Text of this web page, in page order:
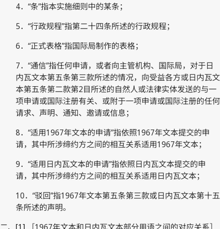
4．“条”指本实施细则中的某条；
5．“行政规程”指第二十四条所述的行政规程；
6．“正式表格”指国际局制作的表格；
7．“通信”指任何申请，或者向主管机构、国际局，对于日
内瓦文本第五条第三款所述的情况，向受益各方或日内瓦文
本第五条第二款第2目所述的自然人或法律实体发送的与一
项申请或国际注册有关、或附于一项申请或国际注册的任何
请求、声明、通知、邀请或信息；
8．“适用1967年文本的申请”指依照1967年文本提交的申
请，其中所涉缔约方之间的相互关系适用1967年文本；
9．“适用日内瓦文本的申请”指依照日内瓦文本提交的申
请，其中所涉缔约方之间的相互关系适用日内瓦文本；
10．“驳回”指1967年文本第五条第三款或日内瓦文本第十五
条所述的声明。